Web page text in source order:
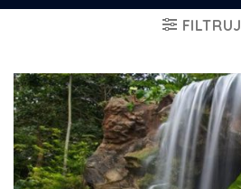
FILTRUJ